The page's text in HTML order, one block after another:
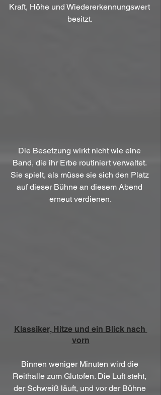
Kraft, Höhe und Wiedererkennungswert
besitzt.
Die Besetzung wirkt nicht wie eine
Band, die ihr Erbe routiniert verwaltet.
Sie spielt, als müsse sie sich den Platz
auf dieser Bühne an diesem Abend
erneut verdienen.
Klassiker, Hitze und ein Blick nach
vorn
Binnen weniger Minuten wird die
Reithalle zum Glutofen. Die Luft steht,
der Schweiß läuft, und vor der Bühne